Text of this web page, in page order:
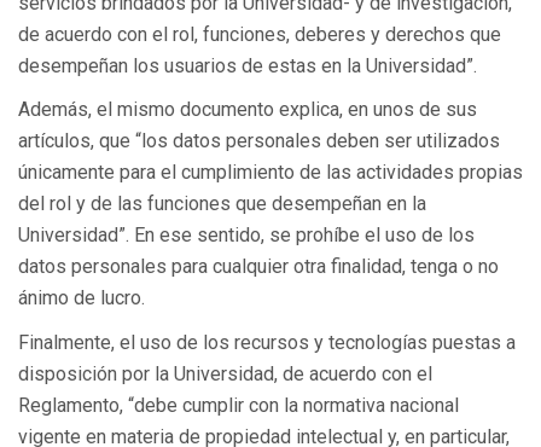
de acuerdo con el rol, funciones, deberes y derechos que
desempeñan los usuarios de estas en la Universidad”.
Además, el mismo documento explica, en unos de sus
artículos, que “los datos personales deben ser utilizados
únicamente para el cumplimiento de las actividades propias
del rol y de las funciones que desempeñan en la
Universidad”. En ese sentido, se prohíbe el uso de los
datos personales para cualquier otra finalidad, tenga o no
ánimo de lucro.
Finalmente, el uso de los recursos y tecnologías puestas a
disposición por la Universidad, de acuerdo con el
Reglamento, “debe cumplir con la normativa nacional
vigente en materia de propiedad intelectual y, en particular,